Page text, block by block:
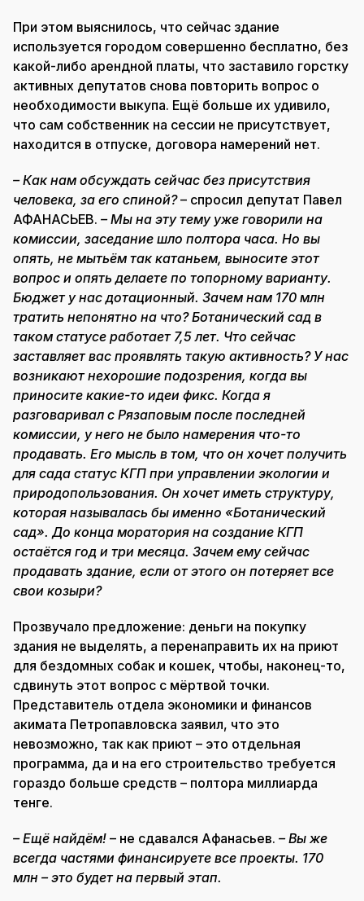
При этом выяснилось, что сейчас здание
используется городом совершенно бесплатно, без
какой-либо арендной платы, что заставило горстку
активных депутатов снова повторить вопрос о
необходимости выкупа. Ещё больше их удивило,
что сам собственник на сессии не присутствует,
находится в отпуске, договора намерений нет.
– Как нам обсуждать сейчас без присутствия
человека, за его спиной?– спросил депутат Павел
АФАНАСЬЕВ. – Мы на эту тему уже говорили на
комиссии, заседание шло полтора часа. Но вы
опять, не мытьём так катаньем, выносите этот
вопрос и опять делаете по топорному варианту.
Бюджет у нас дотационный. Зачем нам 170 млн
тратить непонятно на что? Ботанический сад в
таком статусе работает 7,5 лет. Что сейчас
заставляет вас проявлять такую активность? У нас
возникают нехорошие подозрения, когда вы
приносите какие-то идеи фикс. Когда я
разговаривал с Рязаповым после последней
комиссии, у него не было намерения что-то
продавать. Его мысль в том, что он хочет получить
для сада статус КГП при управлении экологии и
природопользования. Он хочет иметь структуру,
которая называлась бы именно «Ботанический
сад». До конца моратория на создание КГП
остаётся год и три месяца. Зачем ему сейчас
продавать здание, если от этого он потеряет все
свои козыри?
Прозвучало предложение: деньги на покупку
здания не выделять, а перенаправить их на приют
для бездомных собак и кошек, чтобы, наконец-то,
сдвинуть этот вопрос с мёртвой точки.
Представитель отдела экономики и финансов
акимата Петропавловска заявил, что это
невозможно, так как приют – это отдельная
программа, да и на его строительство требуется
гораздо больше средств – полтора миллиарда
тенге.
– Ещё найдём! – не сдавался Афанасьев. – Вы же
всегда частями финансируете все проекты. 170
млн – это будет на первый этап.